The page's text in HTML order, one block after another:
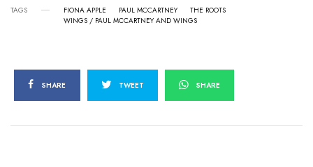
TAGS FIONA APPLE PAUL MCCARTNEY
THE ROOTS
WINGS / PAUL MCCARTNEY AND WINGS
SHARE TWEET SHARE